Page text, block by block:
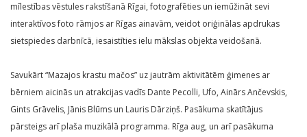
mīlestības vēstules rakstīšanā Rīgai, fotografēties un iemūžināt sevi
interaktīvos foto rāmjos ar Rīgas ainavām, veidot oriģinālas apdrukas
sietspiedes darbnīcā, iesaistīties ielu mākslas objekta veidošanā.
Savukārt “Mazajos krastu mačos” uz jautrām aktivitātēm ģimenes ar
bērniem aicinās un atrakcijas vadīs Dante Pecolli, Ufo, Ainārs Ančevskis,
Gints Grāvelis, Jānis Blūms un Lauris Dārziņš. Pasākuma skatītājus
pārsteigs arī plaša muzikālā programma. Rīga aug, un arī pasākuma